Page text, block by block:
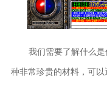
我们需要了解什么
种非常珍贵的材料，可